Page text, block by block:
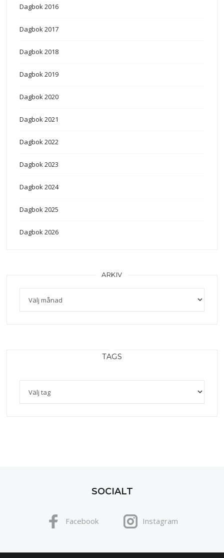
Dagbok 2016
Dagbok 2017
Dagbok 2018
Dagbok 2019
Dagbok 2020
Dagbok 2021
Dagbok 2022
Dagbok 2023
Dagbok 2024
Dagbok 2025
Dagbok 2026
ARKIV
Arkiv
TAGS
SOCIALT
Facebook Instagram